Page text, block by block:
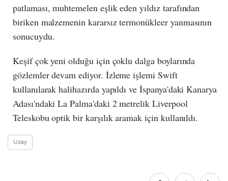
patlaması, muhtemelen eşlik eden yıldız tarafından
biriken malzemenin kararsız termonükleer yanmasının
sonucuydu.
Keşif çok yeni olduğu için çoklu dalga boylarında
gözlemler devam ediyor. İzleme işlemi Swift
kullanılarak halihazırda yapıldı ve İspanya'daki Kanarya
Adası'ndaki La Palma'daki 2 metrelik Liverpool
Teleskobu optik bir karşılık aramak için kullanıldı.
Uzay